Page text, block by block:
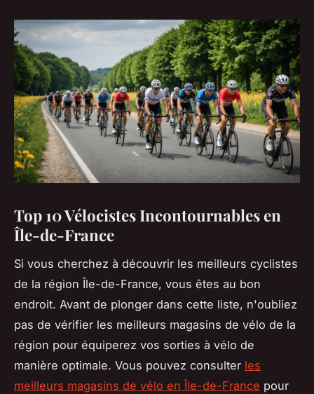
Top 10 Vélocistes Incontournables en
Île-de-France
Si vous cherchez à découvrir les meilleurs cyclistes
de la région Île-de-France, vous êtes au bon
endroit. Avant de plonger dans cette liste, n'oubliez
pas de vérifier les meilleurs magasins de vélo de la
région pour équiperez vos sorties à vélo de
manière optimale. Vous pouvez consulter les
meilleurs magasins de vélo en Île-de-France pour